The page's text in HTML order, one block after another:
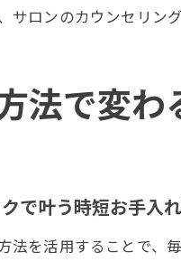
サロンのカウンセリン
法で変わ
で叶う時短お手入
法を活用することで、